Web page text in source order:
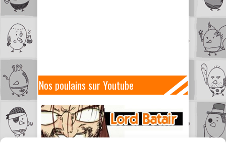
Nos poulains sur Youtube